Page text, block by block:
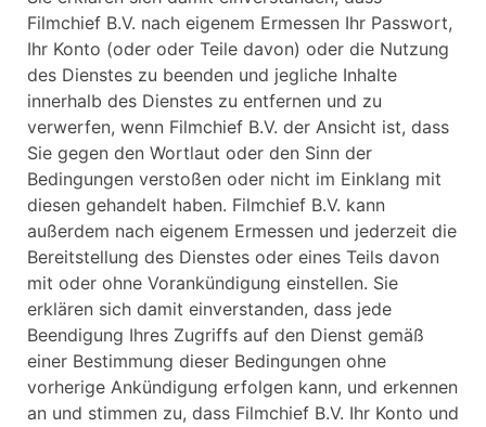
Filmchief B.V. nach eigenem Ermessen Ihr Passwort,
Ihr Konto (oder oder Teile davon) oder die Nutzung
des Dienstes zu beenden und jegliche Inhalte
innerhalb des Dienstes zu entfernen und zu
verwerfen, wenn Filmchief B.V. der Ansicht ist, dass
Sie gegen den Wortlaut oder den Sinn der
Bedingungen verstoßen oder nicht im Einklang mit
diesen gehandelt haben. Filmchief B.V. kann
außerdem nach eigenem Ermessen und jederzeit die
Bereitstellung des Dienstes oder eines Teils davon
mit oder ohne Vorankündigung einstellen. Sie
erklären sich damit einverstanden, dass jede
Beendigung Ihres Zugriffs auf den Dienst gemäß
einer Bestimmung dieser Bedingungen ohne
vorherige Ankündigung erfolgen kann, und erkennen
an und stimmen zu, dass Filmchief B.V. Ihr Konto und